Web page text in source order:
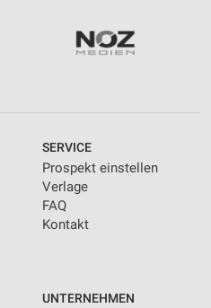
SERVICE
Prospekt einstellen
Verlage
FAQ
Kontakt
UNTERNEHMEN